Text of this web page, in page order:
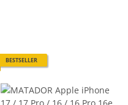
BESTSELLER